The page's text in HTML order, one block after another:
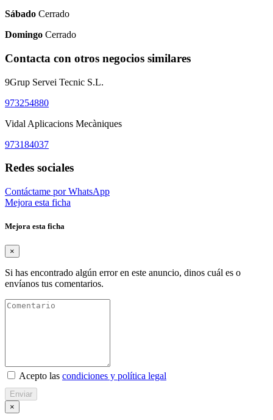
Sábado Cerrado
Domingo Cerrado
Contacta con otros negocios similares
9Grup Servei Tecnic S.L.
973254880
Vidal Aplicacions Mecàniques
973184037
Redes sociales
Contáctame por WhatsApp
Mejora esta ficha
Mejora esta ficha
×
Si has encontrado algún error en este anuncio, dinos cuál es o
envíanos tus comentarios.
Acepto las condiciones y política legal
Enviar
×